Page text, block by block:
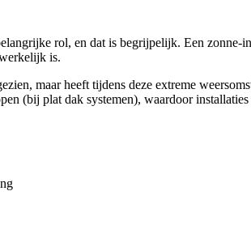
rol, en dat is begrijpelijk. Een zonne-
is.
maar heeft tijdens deze extreme
(bij plat dak systemen), waardoor